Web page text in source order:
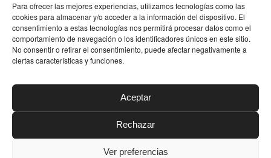
Para ofrecer las mejores experiencias, utilizamos tecnologías como las
cookies para almacenar y/o acceder a la información del dispositivo. El
consentimiento a estas tecnologías nos permitirá procesar datos como el
comportamiento de navegación o los identificadores únicos en este sitio.
No consentir o retirar el consentimiento, puede afectar negativamente a
ciertas características y funciones.
Aceptar
Rechazar
Ver preferencias
DATOS DE CONTACTO
Dirección
Email